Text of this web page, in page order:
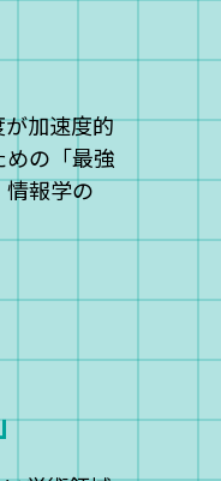
加速度的
の「最強
情報学の